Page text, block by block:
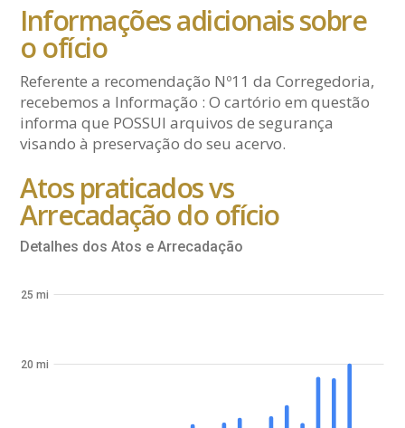
Informações adicionais sobre
o ofício
Referente a recomendação Nº11 da Corregedoria,
recebemos a Informação : O cartório em questão
informa que POSSUI arquivos de segurança
visando à preservação do seu acervo.
Atos praticados vs
Arrecadação do ofício
Detalhes dos Atos e Arrecadação
20 mi
25 mi